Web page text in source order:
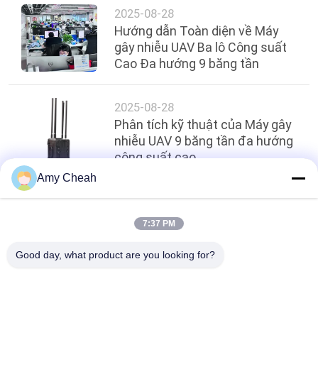
YÊU
CẦU
BÁO
GIÁ
ĐỒ
TRANG
WEB
PRIVACY
2025-08-28
Hướng dẫn Toàn diện về Máy
gây nhiễu UAV Ba lô Công suất
Cao Đa hướng 9 băng tần
2025-08-28
Phân tích kỹ thuật của Máy gây
nhiễu UAV 9 băng tần đa hướng
công suất cao
Hàng đầu
Amy Cheah
7:37 PM
Good day, what product are you looking for?